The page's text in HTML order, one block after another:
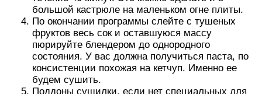
большой кастрюле на маленьком огне плиты.
По окончании программы слейте с тушеных
фруктов весь сок и оставшуюся массу
пюрируйте блендером до однородного
состояния. У вас должна получиться паста, по
консистенции похожая на кетчуп. Именно ее
будем сушить.
Поддоны сушилки, если нет специальных для